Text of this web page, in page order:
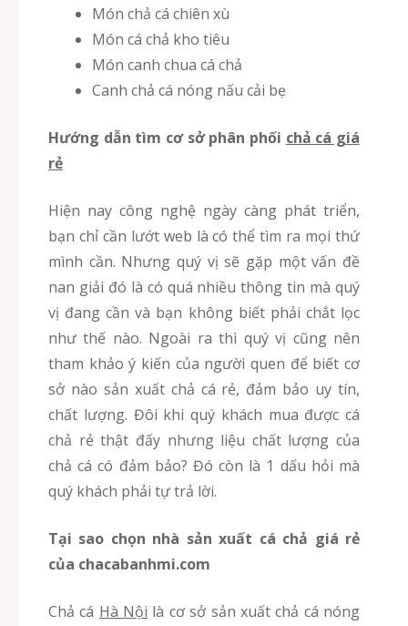
Món chả cá chiên xù
Món cá chả kho tiêu
Món canh chua cá chả
Canh chả cá nóng nấu cải bẹ
Hướng dẫn tìm cơ sở phân phối chả cá giá
rẻ
Hiện nay công nghệ ngày càng phát triển,
bạn chỉ cần lướt web là có thể tìm ra mọi thứ
mình cần. Nhưng quý vị sẽ gặp một vấn đề
nan giải đó là có quá nhiều thông tin mà quý
vị đang cần và bạn không biết phải chắt lọc
như thế nào. Ngoài ra thì quý vị cũng nên
tham khảo ý kiến của người quen để biết cơ
sở nào sản xuất chả cá rẻ, đảm bảo uy tín,
chất lượng. Đôi khi quý khách mua được cá
chả rẻ thật đấy nhưng liệu chất lượng của
chả cá có đảm bảo? Đó còn là 1 dấu hỏi mà
quý khách phải tự trả lời.
Tại sao chọn nhà sản xuất cá chả giá rẻ
của chacabanhmi.com
Chả cá Hà Nội là cơ sở sản xuất chả cá nóng